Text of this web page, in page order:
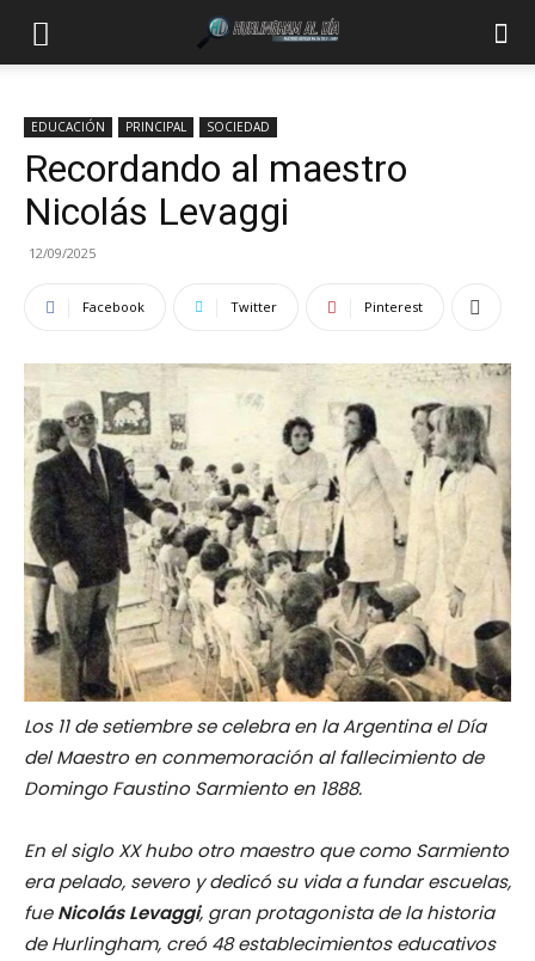
EDUCACIÓN PRINCIPAL SOCIEDAD
Recordando al maestro
Nicolás Levaggi
12/09/2025
Facebook Twitter Pinterest
Los 11 de setiembre se celebra en la Argentina el Día
del Maestro en conmemoración al fallecimiento de
Domingo Faustino Sarmiento en 1888.
En el siglo XX hubo otro maestro que como Sarmiento
era pelado, severo y dedicó su vida a fundar escuelas,
fueNicolás Levaggi, gran protagonista de la historia
de Hurlingham, creó 48 establecimientos educativos